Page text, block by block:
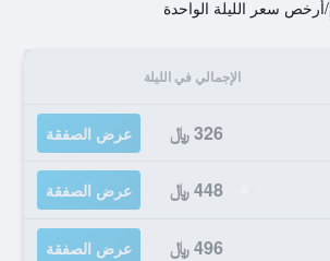
/أرخص سعر الليلة الواحدة
الإجمالي في الليلة
326 ﷼ عرض الصفقة
448 ﷼ عرض الصفقة
496 ﷼ عرض الصفقة